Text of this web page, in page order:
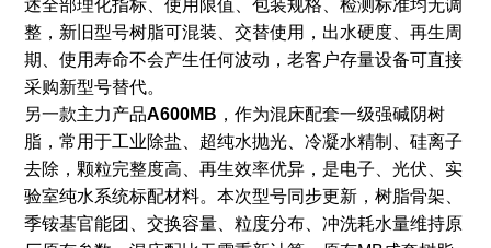
述全部理化指标、使用限值、包装规格、检测标准均无调
整，新旧型号树脂可混装、交替使用，出水硬度、再生周
期、使用寿命不会产生任何波动，老客户存量设备可直接
采购新型号替代。
另一款主力产品A600MB ，作为混床配套一级强碱阴树
脂，常用于工业除盐、超纯水抛光、冷凝水精制、硅离子
去除，颗粒完整度高、再生效率优异，是电子、光伏、实
验室纯水系统标配材料。本次型号同步更新，树脂骨架、
季铵基官能团、交换容量、粒度分布、冲洗耗水量维持原